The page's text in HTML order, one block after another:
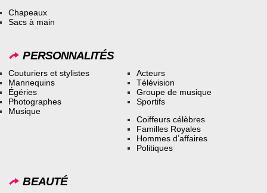
Chapeaux
Sacs à main
PERSONNALITÉS
Couturiers et stylistes
Mannequins
Égéries
Photographes
Musique
Acteurs
Télévision
Groupe de musique
Sportifs
Coiffeurs célèbres
Familles Royales
Hommes d’affaires
Politiques
BEAUTÉ